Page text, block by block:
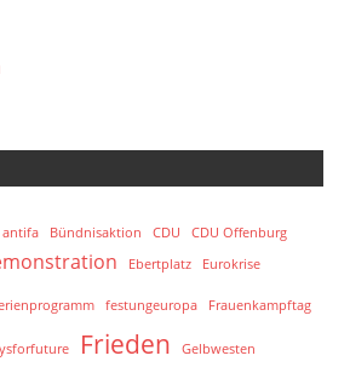
antifa Bündnisaktion CDU CDU Offenburg
Ebertplatz Eurokrise
festungeuropa Frauenkampftag
Frieden Gelbwesten